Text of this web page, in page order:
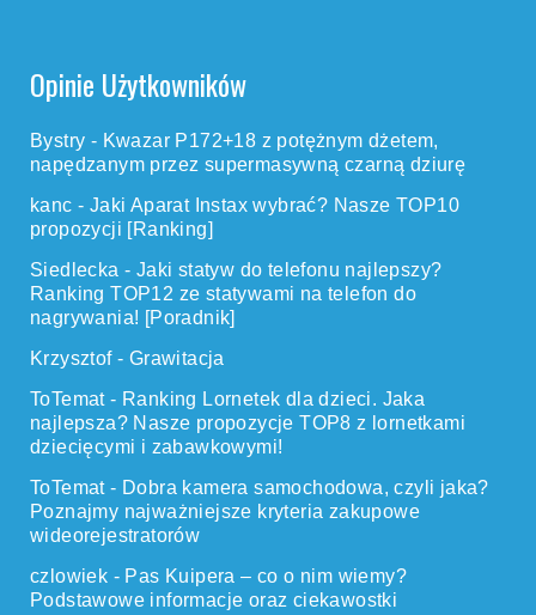
Opinie Użytkowników
Bystry - Kwazar P172+18 z potężnym dżetem,
napędzanym przez supermasywną czarną dziurę
kanc - Jaki Aparat Instax wybrać? Nasze TOP10
propozycji [Ranking]
Siedlecka - Jaki statyw do telefonu najlepszy?
Ranking TOP12 ze statywami na telefon do
nagrywania! [Poradnik]
Krzysztof- Grawitacja
ToTemat- Ranking Lornetek dla dzieci. Jaka
najlepsza? Nasze propozycje TOP8 z lornetkami
dziecięcymi i zabawkowymi!
ToTemat- Dobra kamera samochodowa, czyli jaka?
Poznajmy najważniejsze kryteria zakupowe
wideorejestratorów
czlowiek - Pas Kuipera – co o nim wiemy?
Podstawowe informacje oraz ciekawostki